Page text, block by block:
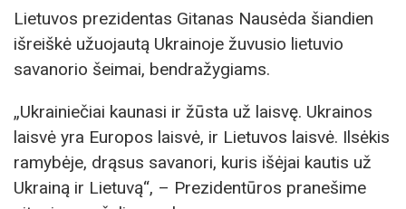
Lietuvos prezidentas Gitanas Nausėda šiandien
išreiškė užuojautą Ukrainoje žuvusio lietuvio
savanorio šeimai, bendražygiams.
„Ukrainiečiai kaunasi ir žūsta už laisvę. Ukrainos
laisvė yra Europos laisvė, ir Lietuvos laisvė. Ilsėkis
ramybėje, drąsus savanori, kuris išėjai kautis už
Ukrainą ir Lietuvą“, – Prezidentūros pranešime